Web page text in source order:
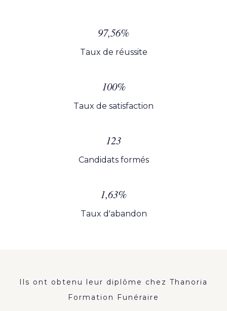
97,56%
Taux de réussite
100%
Taux de satisfaction
123
Candidats formés
1,63%
Taux d'abandon
Ils ont obtenu leur diplôme chez Thanoria
Formation Funéraire